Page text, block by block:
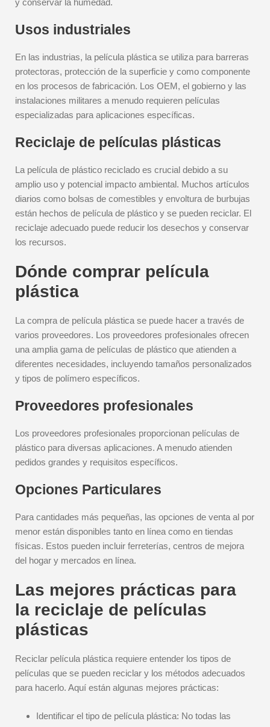
y conservar la humedad.
Usos industriales
En las industrias, la película plástica se utiliza para barreras
protectoras, protección de la superficie y como componente
en los procesos de fabricación. Los OEM, el gobierno y las
instalaciones militares a menudo requieren películas
especializadas para aplicaciones específicas.
Reciclaje de películas plásticas
La película de plástico reciclado es crucial debido a su
amplio uso y potencial impacto ambiental. Muchos artículos
diarios como bolsas de comestibles y envoltura de burbujas
están hechos de película de plástico y se pueden reciclar. El
reciclaje adecuado puede reducir los desechos y conservar
los recursos.
Dónde comprar película
plástica
La compra de película plástica se puede hacer a través de
varios proveedores. Los proveedores profesionales ofrecen
una amplia gama de películas de plástico que atienden a
diferentes necesidades, incluyendo tamaños personalizados
y tipos de polímero específicos.
Proveedores profesionales
Los proveedores profesionales proporcionan películas de
plástico para diversas aplicaciones. A menudo atienden
pedidos grandes y requisitos específicos.
Opciones Particulares
Para cantidades más pequeñas, las opciones de venta al por
menor están disponibles tanto en línea como en tiendas
físicas. Estos pueden incluir ferreterías, centros de mejora
del hogar y mercados en línea.
Las mejores prácticas para
la reciclaje de películas
plásticas
Reciclar película plástica requiere entender los tipos de
películas que se pueden reciclar y los métodos adecuados
para hacerlo. Aquí están algunas mejores prácticas:
Identificar el tipo de película plástica: No todas las